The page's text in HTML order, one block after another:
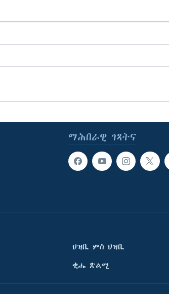
ማሕበራዊ ገጻትና
ህዝቢ ምስ ህዝቢ
ቂሔ ጽልሚ